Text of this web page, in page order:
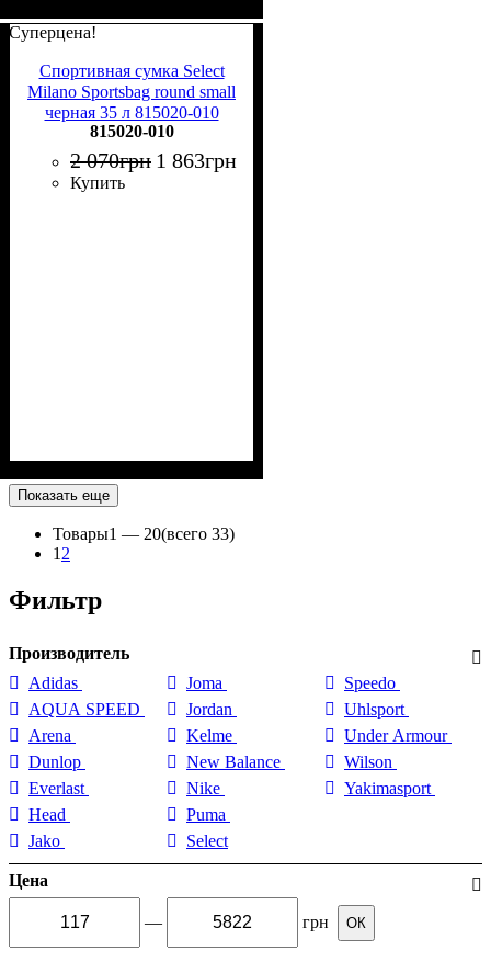
Суперцена!
Спортивная сумка Select
Milano Sportsbag round small
черная 35 л 815020-010
815020-010
2 070грн 1 863грн
Купить
Показать еще
Товары1 — 20(всего 33)
1 2
Фильтр
Производитель
Adidas
AQUA SPEED
Arena
Dunlop
Everlast
Head
Jako
Joma
Jordan
Kelme
New Balance
Nike
Puma
Select
Speedo
Uhlsport
Under Armour
Wilson
Yakimasport
Цена
— грн ОК